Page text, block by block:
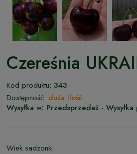
Czereśnia
Kod produktu: 343
Dostępność: duża ilość
Wysyłka w: Przedsprzedaż -
Wiek sadzonki: